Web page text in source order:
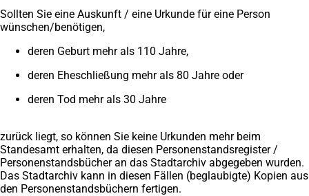
Sollten Sie eine Auskunft / eine Urkunde für eine Person
wünschen/benötigen,
deren Geburt mehr als 110 Jahre,
deren Eheschließung mehr als 80 Jahre oder
deren Tod mehr als 30 Jahre
zurück liegt, so können Sie keine Urkunden mehr beim
Standesamt erhalten, da diesen Personenstandsregister /
Personenstandsbücher an das Stadtarchiv abgegeben wurden.
Das Stadtarchiv kann in diesen Fällen (beglaubigte) Kopien aus
den Personenstandsbüchern fertigen.